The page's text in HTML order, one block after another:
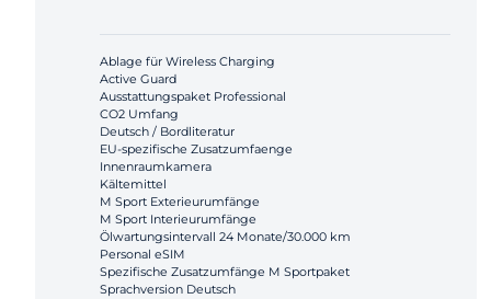
Ablage für Wireless Charging
Active Guard
Ausstattungspaket Professional
CO2 Umfang
Deutsch / Bordliteratur
EU-spezifische Zusatzumfaenge
Innenraumkamera
Kältemittel
M Sport Exterieurumfänge
M Sport Interieurumfänge
Ölwartungsintervall 24 Monate/30.000 km
Personal eSIM
Spezifische Zusatzumfänge M Sportpaket
Sprachversion Deutsch